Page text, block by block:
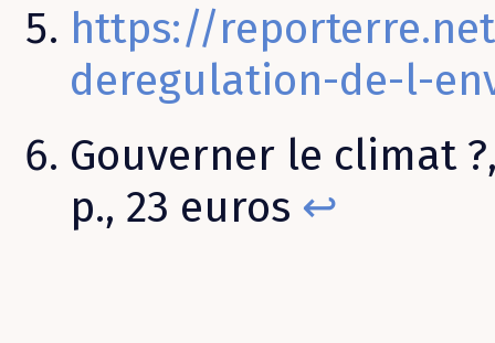
https://
deregulation-de-l-
Gouverner le climat
p., 23 euros ↩︎